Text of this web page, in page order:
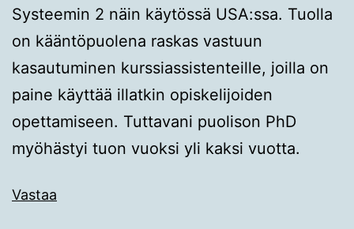
Systeemin 2 näin käytössä USA:ssa. Tuolla
on kääntöpuolena raskas vastuun
kasautuminen kurssiassistenteille, joilla on
paine käyttää illatkin opiskelijoiden
opettamiseen. Tuttavani puolison PhD
myöhästyi tuon vuoksi yli kaksi vuotta.
Vastaa